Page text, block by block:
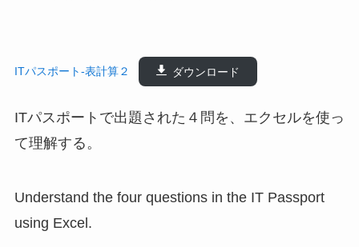
ITパスポート-表計算２ ダウンロード
ITパスポートで出題された４問を、エクセルを使っ
て理解する。
Understand the four questions in the IT Passport
using Excel.